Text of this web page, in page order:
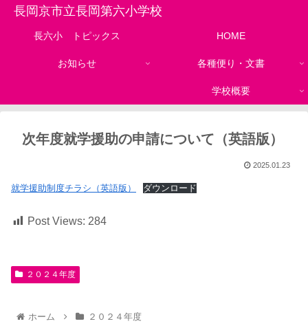
長岡京市立長岡第六小学校
長六小 トピックス HOME
お知らせ 各種便り・文書
学校概要
次年度就学援助の申請について（英語版）
2025.01.23
就学援助制度チラシ（英語版） ダウンロード
Post Views: 284
２０２４年度
ホーム ２０２４年度